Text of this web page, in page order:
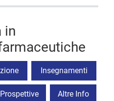
in
Insegnamenti
Prospettive Altre Info